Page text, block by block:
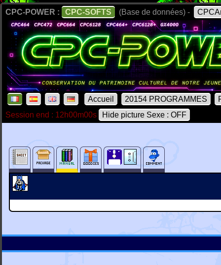
CPC-POWER : CPC-SOFTS (Base de données) -
Accueil 20154 PROGRAMMES
Session end : 12h00m00s
Hide picture Sexe : OFF